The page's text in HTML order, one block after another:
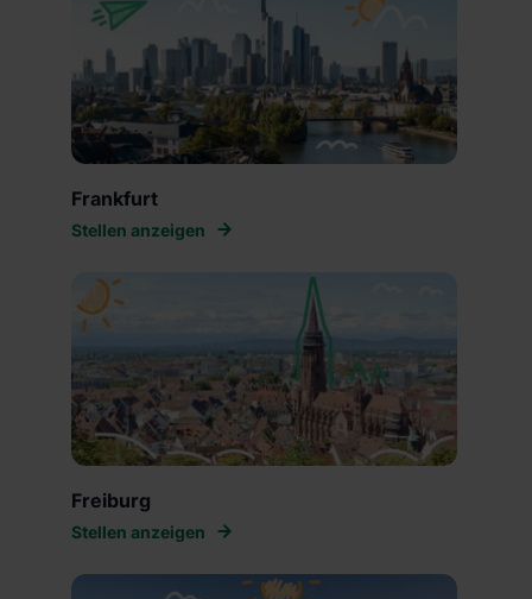
Frankfurt
Stellen anzeigen
Freiburg
Stellen anzeigen